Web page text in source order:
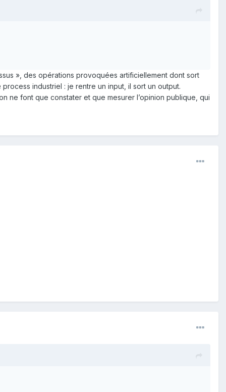
», des opérations provoquées artificiellement dont sort
industriel : je rentre un input, il sort un output.
ne font que constater et que mesurer l’opinion publique, qui